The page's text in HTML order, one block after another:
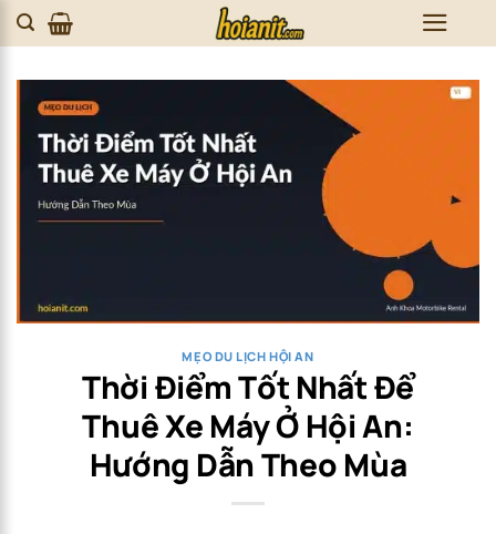
Skip
to
MẸO DU LỊCH HỘI AN
Thời Điểm Tốt Nhất Để
Thuê Xe Máy Ở Hội An:
Hướng Dẫn Theo Mùa